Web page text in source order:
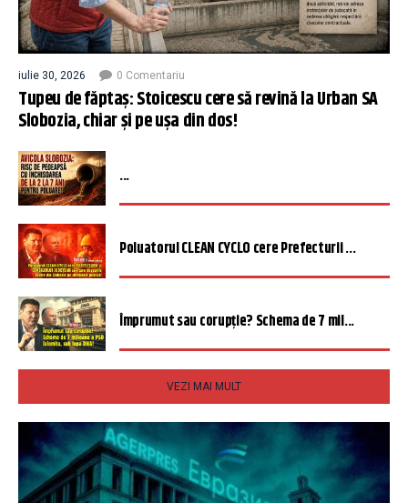
iulie 30, 2026 0 Comentariu
Tupeu de făptaș: Stoicescu cere să revină la Urban SA
Slobozia, chiar și pe ușa din dos!
...
Poluatorul CLEAN CYCLO cere Prefecturii ...
Împrumut sau corupție? Schema de 7 mil...
VEZI MAI MULT